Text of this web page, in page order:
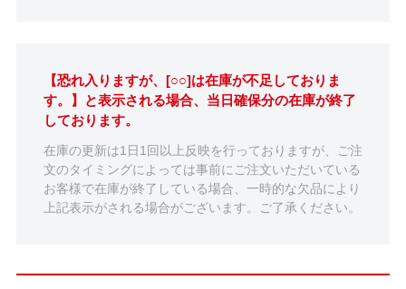
【恐れ入りますが、[○○]は在庫が不足しておりま
す。】と表示される場合、当日確保分の在庫が終了
しております。
在庫の更新は1日1回以上反映を行っておりますが、ご注
文のタイミングによっては事前にご注文いただいている
お客様で在庫が終了している場合、一時的な欠品により
上記表示がされる場合がございます。ご了承ください。